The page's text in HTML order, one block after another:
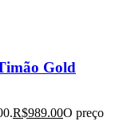
Gold
R$989.00O preço